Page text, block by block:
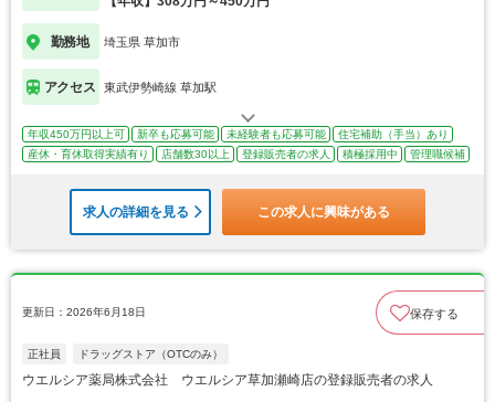
勤務地 埼玉県 草加市
アクセス 東武伊勢崎線 草加駅
年収450万円以上可 新卒も応募可能 未経験者も応募可能
住宅補助（手当）あり
産休・育休取得実績有り
店舗数30以上 登録販売者の求人 積極採用中 管理職候補
求人の詳細を見る この求人に興味がある
更新日：2026年6月18日 保存する
正社員 ドラッグストア（OTCのみ）
ウエルシア薬局株式会社 ウエルシア草加瀬崎店の登録販売者の求人